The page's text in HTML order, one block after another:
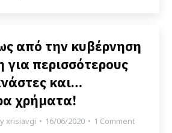
από την κυβέρνηση
περισσότερους
και…
χρήματα!
xrisiavgi 16/06/2020 1 Comment